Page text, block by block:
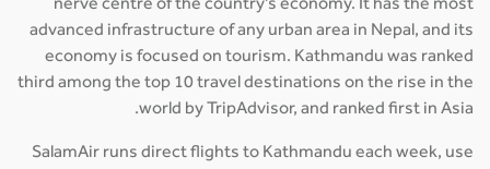
nerve centre of the country's economy. It has the most
advanced infrastructure of any urban area in Nepal, and its
economy is focused on tourism. Kathmandu was ranked
third among the top 10 travel destinations on the rise in the
world by TripAdvisor, and ranked first in Asia.
SalamAir runs direct flights to Kathmandu each week, use